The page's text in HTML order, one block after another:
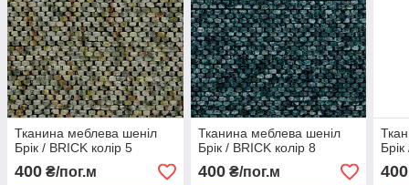
Тканина меблева шеніл
Брік / BRICK колір 5
400 ₴/пог.м
Тканина меблева шеніл
Брік / BRICK колір 8
400₴/пог.м 400